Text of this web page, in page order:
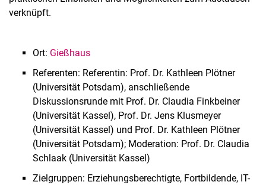
verknüpft.
Ort: Gießhaus
Referenten: Referentin: Prof. Dr. Kathleen Plötner
(Universität Potsdam), anschließende
Diskussionsrunde mit Prof. Dr. Claudia Finkbeiner
(Universität Kassel), Prof. Dr. Jens Klusmeyer
(Universität Kassel) und Prof. Dr. Kathleen Plötner
(Universität Potsdam); Moderation: Prof. Dr. Claudia
Schlaak (Universität Kassel)
Zielgruppen: Erziehungsberechtigte, Fortbildende, IT-